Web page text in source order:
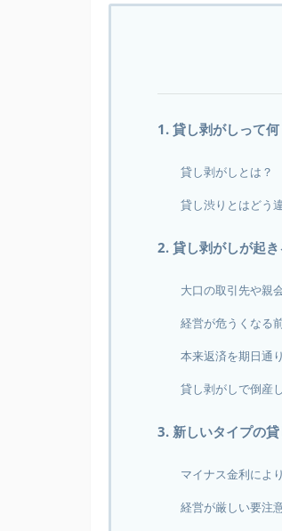
1. 貸し剥がしって何
貸し剥がしとは？
貸し渋りとはどう
2. 貸し剥がしが起
大口の取引先や親
経営が危うくなる
本来返済を期日通
貸し剥がしで倒産
3. 新しいタイプの
マイナス金利によ
経営が厳しい要注